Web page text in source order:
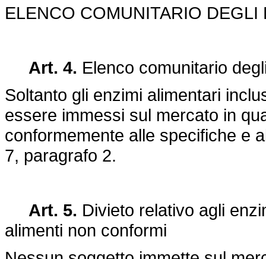
ELENCO COMUNITARIO
Art. 4. Elenco comunitario
Soltanto gli enzimi alimentari
essere immessi sul mercato in
conformemente alle specifiche e
7, paragrafo 2.
Art. 5. Divieto relativo agli
alimenti non conformi